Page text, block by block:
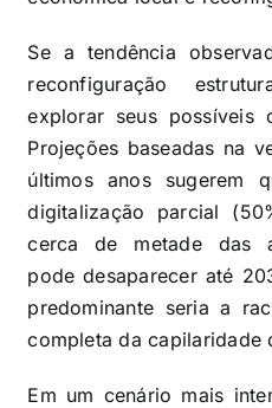
Se a tendência
reconfiguração
explorar seus possíveis
Projeções baseadas na
últimos anos sugerem
digitalização parcial
cerca de metade das
pode desaparecer até
predominante seria a
completa da capilaridade
Em um cenário mais